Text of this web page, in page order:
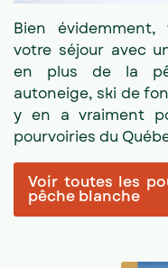
Bien évidemment,
votre séjour avec
en plus de la
autoneige, ski de
y en a vraiment
pourvoiries du
Voir toutes les
pêche blanche